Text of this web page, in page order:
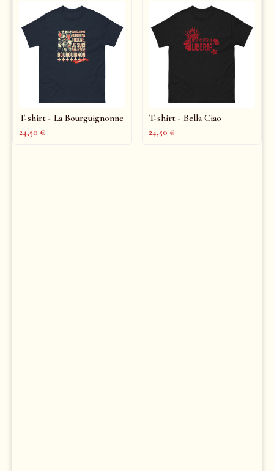
T-shirt - La Bourguignonne
24,50 €
T-shirt - Bella Ciao
24,50 €